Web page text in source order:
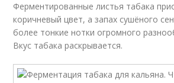
Ферментированные листья табака
коричневый цвет, а запах сушёного
более тонкие нотки огромного
Вкус табака раскрывается.